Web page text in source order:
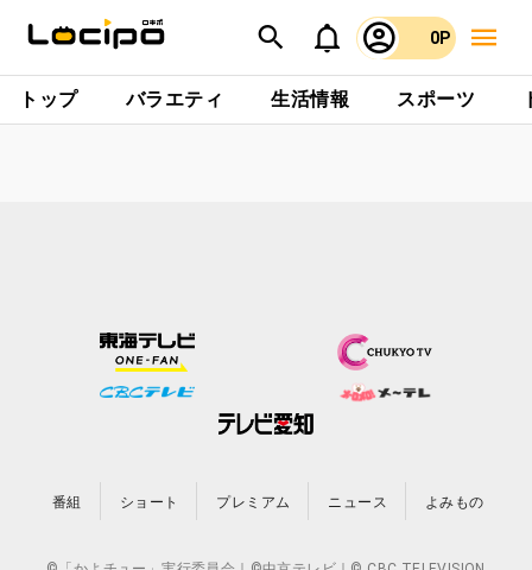
0P
トップ バラエティ 生活情報 スポーツ
番組 ショート プレミアム ニュース よみもの